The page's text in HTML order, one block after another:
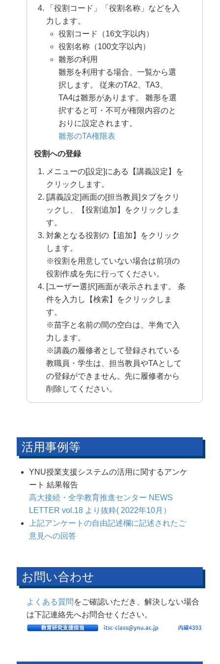
「役割コード」「役割名称」などを入
力します。
役割コード（16文字以内）
役割名称（100文字以内）
雛形の利用
雛形を利用する場合、一覧から選
択します。 従来のTA2、TA3、
TA4は雛形があります。 雛形を選
択すると可・不可が権限内容のと
おりに設定されます。
雛形のTA権限表
役割への登録
メニューの[設定]にある【講義設定】を
クリックします。
[講義設定]画面の[担当教員]タブをクリ
ックし、【役割追加】をクリックしま
す。
対象となる役割の【追加】をクリック
します。
※役割を用意していない場合は前項の
役割作成を先に行ってください。
[ユーザー選択]画面が表示されます。 条
件を入力し【検索】をクリックしま
す。
※苗字と名前の間の空白は、半角で入
力します。
※講義の履修者として登録されている
教職員・学生は、担当教員やTAとして
の登録ができません。先に履修者から
削除してください。
活用事例等
YNU授業支援システムの活用に関するアンケ
ート 結果報告
高大接続・全学教育推進センター NEWS
LETTER vol.18 より抜粋( 2022年10月）
上記アンケートの自由記述欄に記述されたご
意見への回答
お問い合わせ
よくある質問 をご確認いただき、解決しない場合
は下記連絡先へお問合せください。